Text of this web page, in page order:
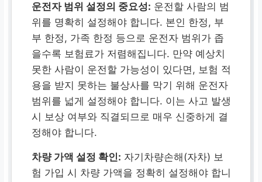
운전자 범위 설정의 중요성: 운전할 사람의 범
위를 명확히 설정해야 합니다. 본인 한정, 부
부 한정, 가족 한정 등으로 운전자 범위가 좁
을수록 보험료가 저렴해집니다. 만약 예상치
못한 사람이 운전할 가능성이 있다면, 보험 적
용을 받지 못하는 불상사를 막기 위해 운전자
범위를 넓게 설정해야 합니다. 이는 사고 발생
시 보상 여부와 직결되므로 매우 신중하게 결
정해야 합니다.
차량 가액 설정 확인: 자기차량손해(자차) 보
험 가입 시 차량 가액을 정확히 설정해야 합니